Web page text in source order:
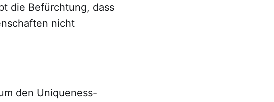
die Befürchtung, dass
nicht
den Uniqueness-